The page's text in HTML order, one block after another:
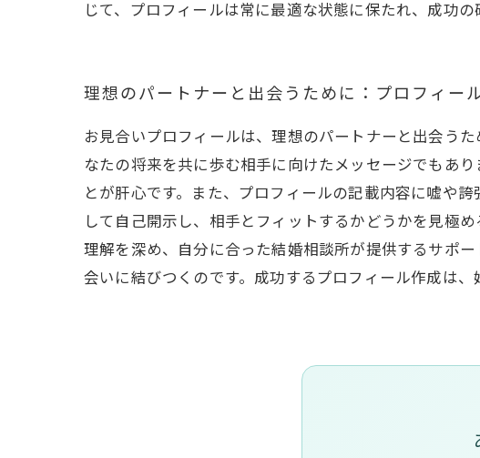
じて、プロフィールは常に最適な状態に保たれ、成功の
理想のパートナーと出会うために：プロフィー
お見合いプロフィールは、理想のパートナーと出会う
なたの将来を共に歩む相手に向けたメッセージでもあ
とが肝心です。また、プロフィールの記載内容に嘘や
して自己開示し、相手とフィットするかどうかを見極
理解を深め、自分に合った結婚相談所が提供するサポ
会いに結びつくのです。成功するプロフィール作成は